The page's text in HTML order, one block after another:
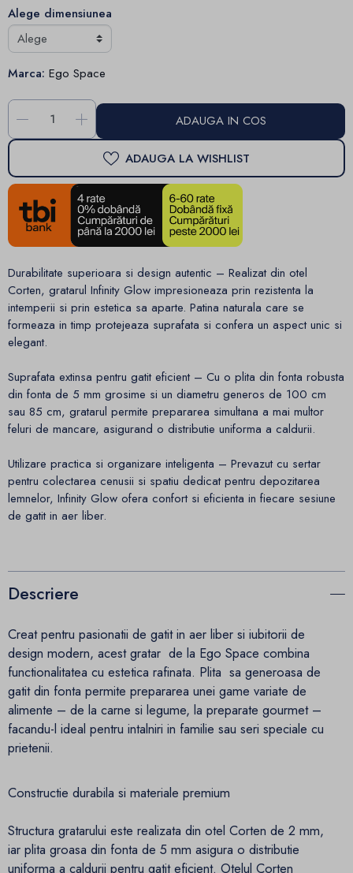
Alege dimensiunea
Marca: Ego Space
- + ADAUGA IN COS
ADAUGA LA WISHLIST
Durabilitate superioara si design autentic – Realizat din otel
Corten, gratarul Infinity Glow impresioneaza prin rezistenta la
intemperii si prin estetica sa aparte. Patina naturala care se
formeaza in timp protejeaza suprafata si confera un aspect unic si
elegant.
Suprafata extinsa pentru gatit eficient – Cu o plita din fonta robusta
din fonta de 5 mm grosime si un diametru generos de 100 cm
sau 85 cm, gratarul permite prepararea simultana a mai multor
feluri de mancare, asigurand o distributie uniforma a caldurii.
Utilizare practica si organizare inteligenta – Prevazut cu sertar
pentru colectarea cenusii si spatiu dedicat pentru depozitarea
lemnelor, Infinity Glow ofera confort si eficienta in fiecare sesiune
de gatit in aer liber.
Descriere
Creat pentru pasionatii de gatit in aer liber si iubitorii de
design modern, acest gratar de la Ego Space combina
functionalitatea cu estetica rafinata. Plita sa generoasa de
gatit din fonta permite prepararea unei game variate de
alimente – de la carne si legume, la preparate gourmet –
facandu-l ideal pentru intalniri in familie sau seri speciale cu
prietenii.
Constructie durabila si materiale premium
Structura gratarului este realizata din otel Corten de 2 mm,
iar plita groasa din fonta de 5 mm asigura o distributie
uniforma a caldurii pentru gatit eficient. Otelul Corten